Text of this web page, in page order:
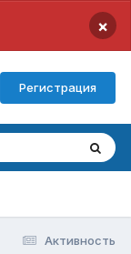
×
Регистрация
Активность